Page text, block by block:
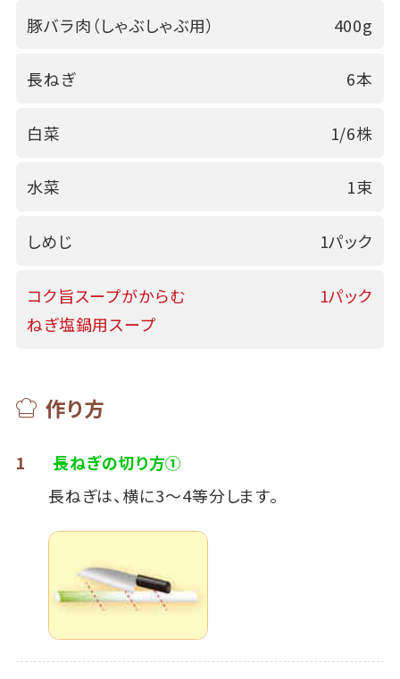
豚バラ肉（しゃぶしゃぶ用） 400g
長ねぎ 6本
白菜 1/6株
水菜 1束
しめじ 1パック
コク旨スープがからむ
ねぎ塩鍋用スープ
1パック
作り方
1
長ねぎの切り方①
長ねぎは、横に3～4等分します。